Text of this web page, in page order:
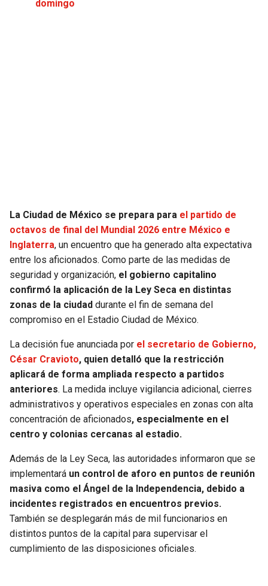
COMMANDERS
FALCONS
PANTHERS
SAINTS
BUCCANEERS
KINGS
TRAIL BLAZERS
domingo
La Ciudad de México se prepara para el partido de
octavos de final del Mundial 2026 entre México e
Inglaterra, un encuentro que ha generado alta expectativa
entre los aficionados. Como parte de las medidas de
seguridad y organización, el gobierno capitalino
confirmó la aplicación de la Ley Seca en distintas
zonas de la ciudad durante el fin de semana del
compromiso en el Estadio Ciudad de México.
La decisión fue anunciada por el secretario de Gobierno,
César Cravioto, quien detalló que la restricción
aplicará de forma ampliada respecto a partidos
anteriores. La medida incluye vigilancia adicional, cierres
administrativos y operativos especiales en zonas con alta
concentración de aficionados, especialmente en el
centro y colonias cercanas al estadio.
Además de la Ley Seca, las autoridades informaron que se
implementará un control de aforo en puntos de reunión
masiva como el Ángel de la Independencia, debido a
incidentes registrados en encuentros previos.
También se desplegarán más de mil funcionarios en
distintos puntos de la capital para supervisar el
cumplimiento de las disposiciones oficiales.